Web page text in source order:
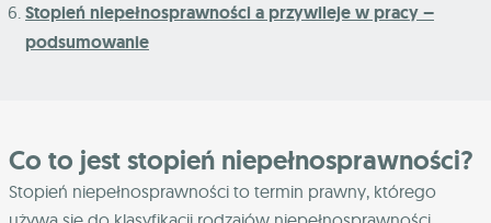
Stopień niepełnosprawności a przywileje w pracy –
podsumowanie
Co to jest stopień niepełnosprawności?
Stopień niepełnosprawności to termin prawny, którego